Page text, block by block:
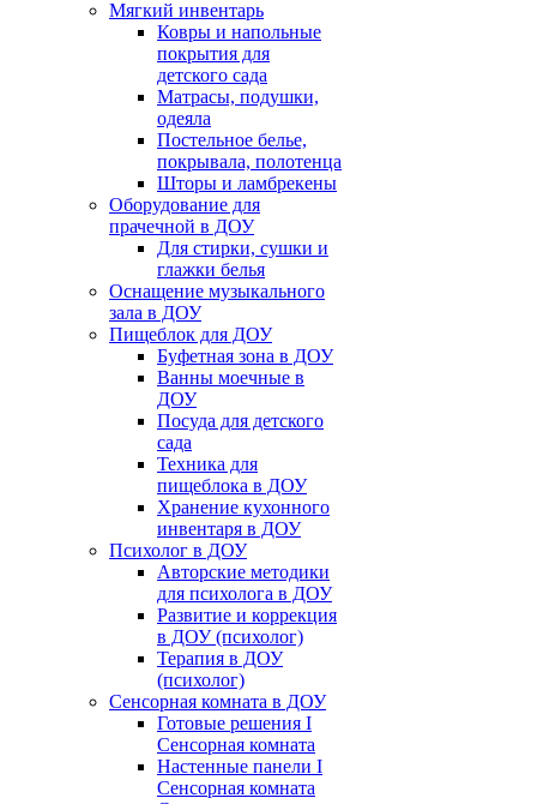
Мягкий инвентарь
Ковры и напольные
покрытия для
детского сада
Матрасы, подушки,
одеяла
Постельное белье,
покрывала, полотенца
Шторы и ламбрекены
Оборудование для
прачечной в ДОУ
Для стирки, сушки и
глажки белья
Оснащение музыкального
зала в ДОУ
Пищеблок для ДОУ
Буфетная зона в ДОУ
Ванны моечные в
ДОУ
Посуда для детского
сада
Техника для
пищеблока в ДОУ
Хранение кухонного
инвентаря в ДОУ
Психолог в ДОУ
Авторские методики
для психолога в ДОУ
Развитие и коррекция
в ДОУ (психолог)
Терапия в ДОУ
(психолог)
Сенсорная комната в ДОУ
Готовые решения I
Сенсорная комната
Настенные панели I
Сенсорная комната